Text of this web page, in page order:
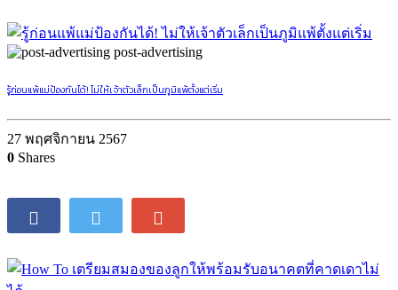
post-advertising
รู้ก่อนแพ้แม่ป้องกันได้! ไม่ให้เจ้าตัวเล็กเป็นภูมิแพ้ตั้งแต่เริ่ม
27 พฤศจิกายน 2567
0 Shares